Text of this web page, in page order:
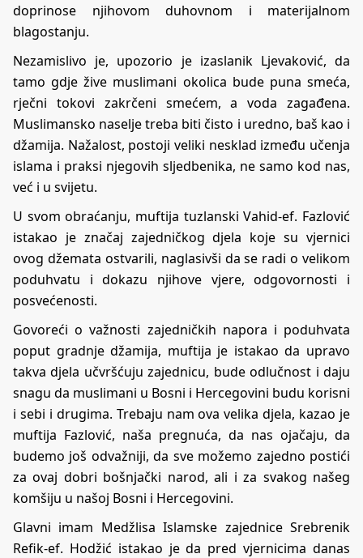
doprinose njihovom duhovnom i materijalnom
blagostanju.
Nezamislivo je, upozorio je izaslanik Ljevaković, da
tamo gdje žive muslimani okolica bude puna smeća,
rječni tokovi zakrčeni smećem, a voda zagađena.
Muslimansko naselje treba biti čisto i uredno, baš kao i
džamija. Nažalost, postoji veliki nesklad između učenja
islama i praksi njegovih sljedbenika, ne samo kod nas,
već i u svijetu.
U svom obraćanju, muftija tuzlanski Vahid-ef. Fazlović
istakao je značaj zajedničkog djela koje su vjernici
ovog džemata ostvarili, naglasivši da se radi o velikom
poduhvatu i dokazu njihove vjere, odgovornosti i
posvećenosti.
Govoreći o važnosti zajedničkih napora i poduhvata
poput gradnje džamija, muftija je istakao da upravo
takva djela učvršćuju zajednicu, bude odlučnost i daju
snagu da muslimani u Bosni i Hercegovini budu korisni
i sebi i drugima. Trebaju nam ova velika djela, kazao je
muftija Fazlović, naša pregnuća, da nas ojačaju, da
budemo još odvažniji, da sve možemo zajedno postići
za ovaj dobri bošnjački narod, ali i za svakog našeg
komšiju u našoj Bosni i Hercegovini.
Glavni imam Medžlisa Islamske zajednice Srebrenik
Refik-ef. Hodžić istakao je da pred vjernicima danas